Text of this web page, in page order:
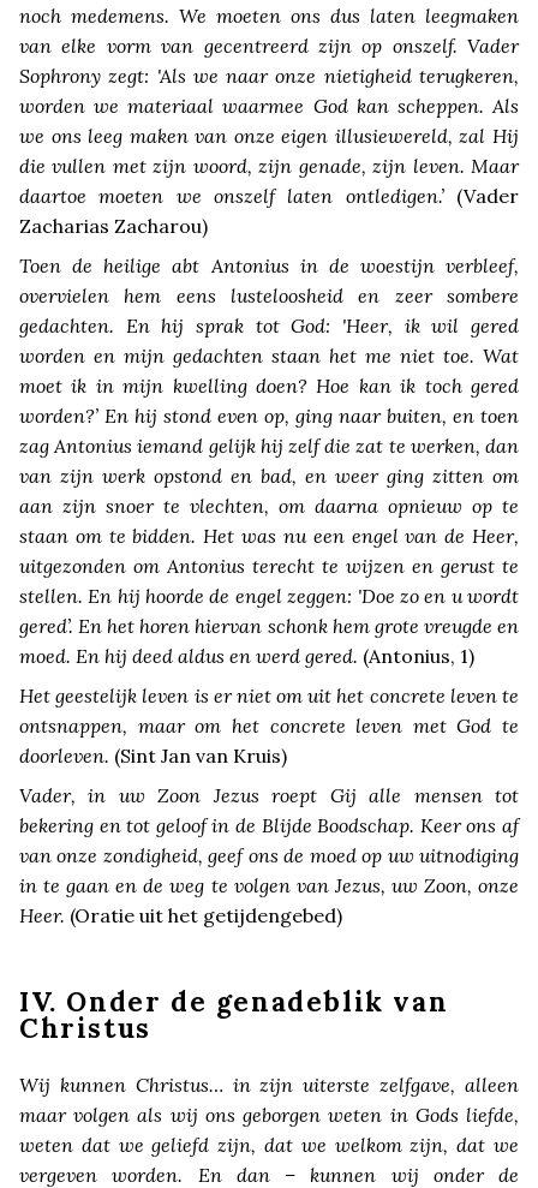
noch medemens. We moeten ons dus laten leegmaken
van elke vorm van gecentreerd zijn op onszelf. Vader
Sophrony zegt: 'Als we naar onze nietigheid terugkeren,
worden we materiaal waarmee God kan scheppen. Als
we ons leeg maken van onze eigen illusiewereld, zal Hij
die vullen met zijn woord, zijn genade, zijn leven. Maar
daartoe moeten we onszelf laten ontledigen.’(Vader
Zacharias Zacharou)
Toen de heilige abt Antonius in de woestijn verbleef,
overvielen hem eens lusteloosheid en zeer sombere
gedachten. En hij sprak tot God: 'Heer, ik wil gered
worden en mijn gedachten staan het me niet toe. Wat
moet ik in mijn kwelling doen? Hoe kan ik toch gered
worden?’ En hij stond even op, ging naar buiten, en toen
zag Antonius iemand gelijk hij zelf die zat te werken, dan
van zijn werk opstond en bad, en weer ging zitten om
aan zijn snoer te vlechten, om daarna opnieuw op te
staan om te bidden. Het was nu een engel van de Heer,
uitgezonden om Antonius terecht te wijzen en gerust te
stellen. En hij hoorde de engel zeggen: 'Doe zo en u wordt
gered’. En het horen hiervan schonk hem grote vreugde en
moed. En hij deed aldus en werd gered. (Antonius, 1)
Het geestelijk leven is er niet om uit het concrete leven te
ontsnappen, maar om het concrete leven met God te
doorleven. (Sint Jan van Kruis)
Vader, in uw Zoon Jezus roept Gij alle mensen tot
bekering en tot geloof in de Blijde Boodschap. Keer ons af
van onze zondigheid, geef ons de moed op uw uitnodiging
in te gaan en de weg te volgen van Jezus, uw Zoon, onze
Heer. (Oratie uit het getijdengebed)
IV. Onder de genadeblik van
Christus
Wij kunnen Christus… in zijn uiterste zelfgave, alleen
maar volgen als wij ons geborgen weten in Gods liefde,
weten dat we geliefd zijn, dat we welkom zijn, dat we
vergeven worden. En dan – kunnen wij onder de